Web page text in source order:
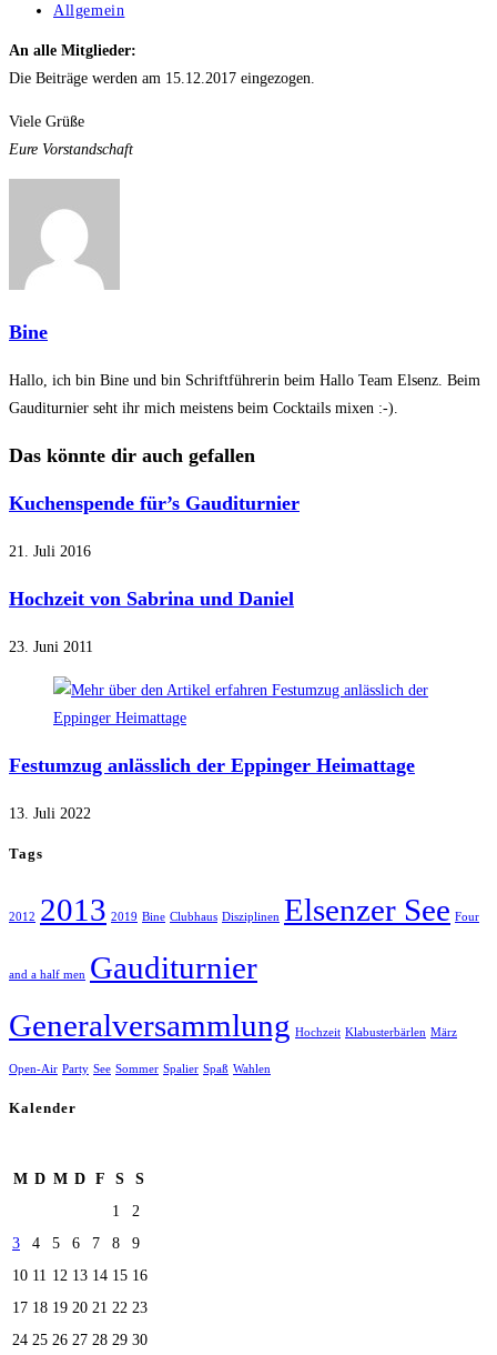
veröffentlicht:
Beitrags-
Allgemein
An alle Mitglieder:
Die Beiträge werden am 15.12.2017 eingezogen.
Viele Grüße
Eure Vorstandschaft
Bine
Hallo, ich bin Bine und bin Schriftführerin beim Hallo Team Elsenz. Beim
Gauditurnier seht ihr mich meistens beim Cocktails mixen :-).
Das könnte dir auch gefallen
Kuchenspende für’s Gauditurnier
21. Juli 2016
Hochzeit von Sabrina und Daniel
23. Juni 2011
Festumzug anlässlich der Eppinger Heimattage
13. Juli 2022
Tags
2012 2013 2019 Bine Clubhaus Disziplinen Elsenzer See Four
and a half men Gauditurnier
Generalversammlung Hochzeit Klabusterbärlen März
Open-Air Party See Sommer Spalier Spaß Wahlen
Kalender
M D M D F S
S
1
2
3
4 5 6 7 8
9
10 11 12 13 14 15 16
17 18 19 20 21 22 23
24 25 26 27 28 29 30